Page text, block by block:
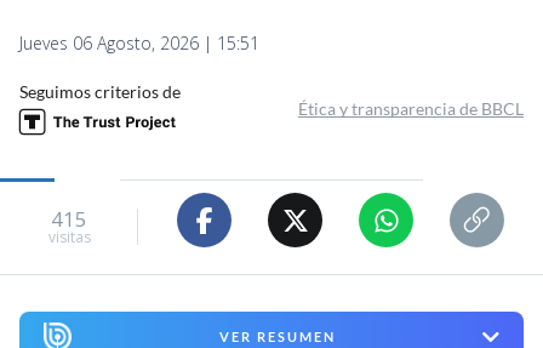
Jueves 06 Agosto, 2026 | 15:51
Seguimos criterios de
Ética y transparencia de BBCL
415
visitas
VER RESUMEN